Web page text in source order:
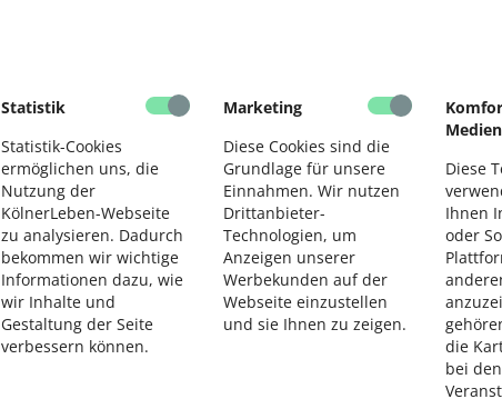
Statistik
Statistik-Cookies
ermöglichen uns, die
Nutzung der
KölnerLeben-Webseite
zu analysieren. Dadurch
bekommen wir wichtige
Informationen dazu, wie
wir Inhalte und
Gestaltung der Seite
verbessern können.
Marketing
Diese Cookies sind die
Grundlage für unsere
Einnahmen. Wir nutzen
Drittanbieter-
Technologien, um
Anzeigen unserer
Werbekunden auf der
Webseite einzustellen
und sie Ihnen zu zeigen.
Medien
Diese
Ihnen
oder
die
bei